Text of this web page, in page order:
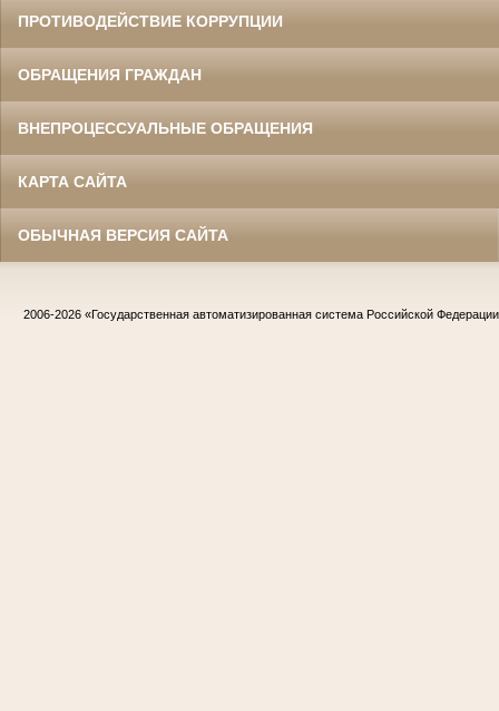
ПРОТИВОДЕЙСТВИЕ КОРРУПЦИИ
ОБРАЩЕНИЯ ГРАЖДАН
ВНЕПРОЦЕССУАЛЬНЫЕ ОБРАЩЕНИЯ
КАРТА САЙТА
ОБЫЧНАЯ ВЕРСИЯ САЙТА
2006-2026 «Государственная автоматизированная система Российской